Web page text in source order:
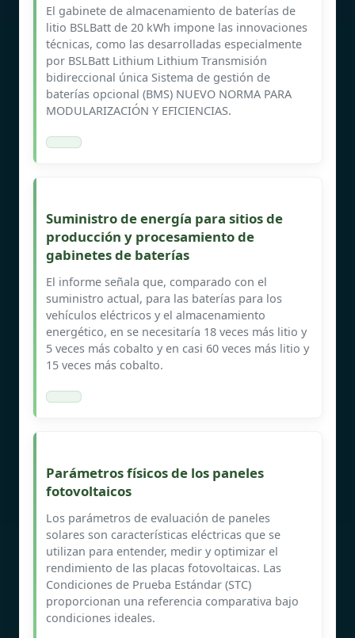
El gabinete de almacenamiento de baterías de
litio BSLBatt de 20 kWh impone las innovaciones
técnicas, como las desarrolladas especialmente
por BSLBatt Lithium Lithium Transmisión
bidireccional única Sistema de gestión de
baterías opcional (BMS) NUEVO NORMA PARA
MODULARIZACIÓN Y EFICIENCIAS.
Suministro de energía para sitios de
producción y procesamiento de
gabinetes de baterías
El informe señala que, comparado con el
suministro actual, para las baterías para los
vehículos eléctricos y el almacenamiento
energético, en se necesitaría 18 veces más litio y
5 veces más cobalto y en casi 60 veces más litio y
15 veces más cobalto.
Parámetros físicos de los paneles
fotovoltaicos
Los parámetros de evaluación de paneles
solares son características eléctricas que se
utilizan para entender, medir y optimizar el
rendimiento de las placas fotovoltaicas. Las
Condiciones de Prueba Estándar (STC)
proporcionan una referencia comparativa bajo
condiciones ideales.